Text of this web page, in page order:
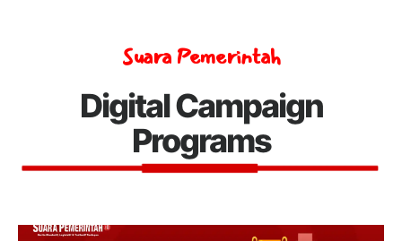
Suara Pemerintah
Digital Campaign
Programs